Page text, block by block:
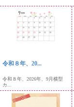
令和８年、20...
令和８年、2026年、9月横型
カ...